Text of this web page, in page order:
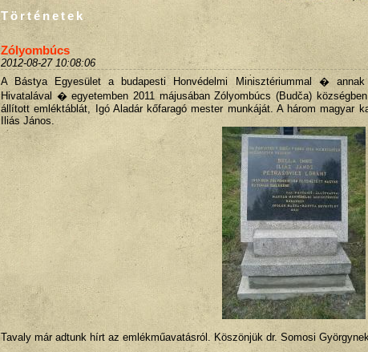
Történetek
Zólyombúcs
2012-08-27 10:08:06
A Bástya Egyesület a budapesti Honvédelmi Minisztériummal � annak
Hivatalával � egyetemben 2011 májusában Zólyombúcs (Budča)
állított emléktáblát, Igó Aladár kőfaragó mester munkáját. A három magyar
Iliás János.
Tavaly már adtunk hírt az emlékműavatásról. Köszönjük dr. Somosi